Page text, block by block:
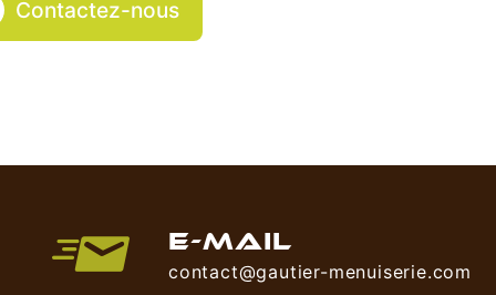
Contactez-nous
E-MAIL
contact@gautier-menuiserie.com